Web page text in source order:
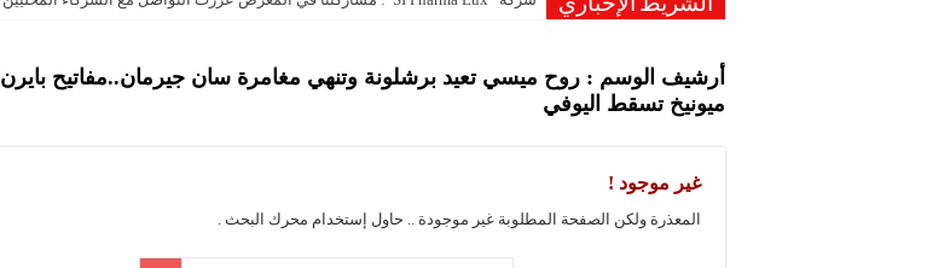
الشريط الإخباري
أرشيف الوسم : روح ميسي تعيد برشلونة وتنهي مغامرة سان جيرمان..مفاتيح بايرن
ميونيخ تسقط اليوفي
غير موجود !
المعذرة ولكن الصفحة المطلوبة غير موجودة .. حاول إستخدام محرك البحث .